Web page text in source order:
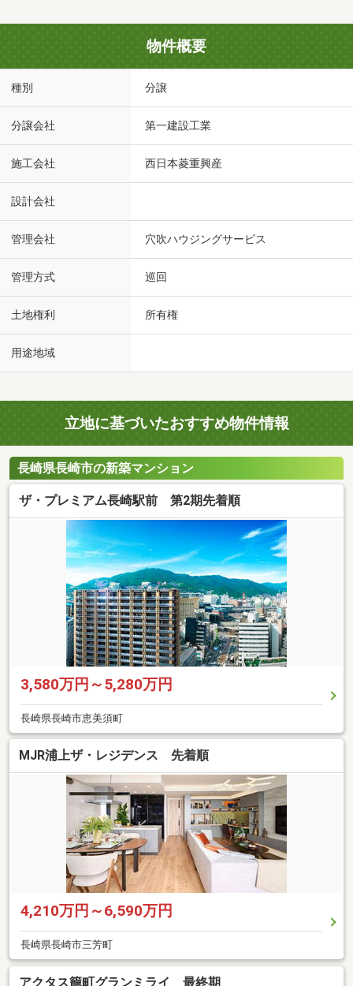
物件概要
種別 分譲
分譲会社 第一建設工業
施工会社 西日本菱重興産
設計会社
管理会社 穴吹ハウジングサービス
管理方式 巡回
土地権利 所有権
用途地域
立地に基づいたおすすめ物件情報
長崎県長崎市の新築マンション
ザ・プレミアム長崎駅前 第2期先着順
3,580万円～5,280万円
長崎県長崎市恵美須町
MJR浦上ザ・レジデンス 先着順
4,210万円～6,590万円
長崎県長崎市三芳町
アクタス籠町グランミライ 最終期